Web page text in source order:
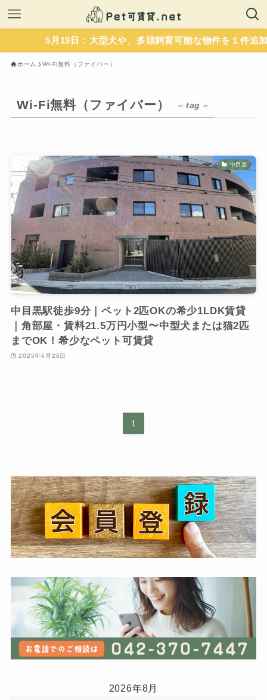
5月19日：大型犬や、多頭飼育可能な物件を１件追加
ホーム Wi-Fi無料（ファイバー）
Wi-Fi無料（ファイバー） – tag –
中目黒
中目黒駅徒歩9分｜ペット2匹OKの希少1LDK賃貸
｜角部屋・賃料21.5万円小型〜中型犬または猫2匹
までOK！希少なペット可賃貸
2025年6月26日
1
2026年8月